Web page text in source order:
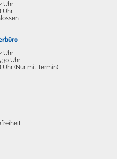
Uhr
Uhr
Uhr
Uhr
Uhr (Nur mit Termin)